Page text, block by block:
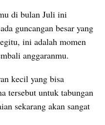
di bulan Juli ini
guncangan besar yang
ini adalah momen
anggaranmu.
kecil yang bisa
tersebut untuk tabungan
sekarang akan sangat